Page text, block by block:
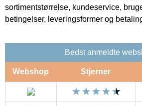
sortimentstørrelse, kundeservice,
betingelser, leveringsformer og
Bedst anmeldte
Webshop Stjerner